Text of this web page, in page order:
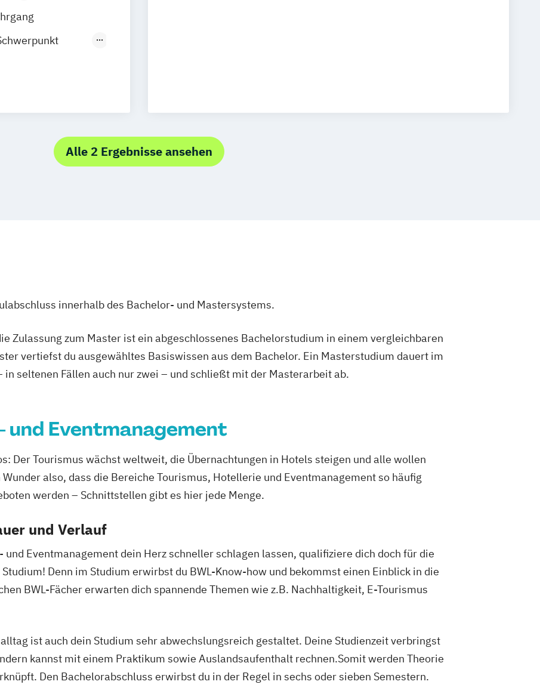
Alle 2 Ergebnisse ansehen
innerhalb des Bachelor- und Mastersystems.
Zulassung zum Master ist ein abgeschlossenes Bachelorstudium in einem vergleichbaren
vertiefst du ausgewähltes Basiswissen aus dem Bachelor. Ein Masterstudium dauert im
seltenen Fällen auch nur zwei – und schließt mit der Masterarbeit ab.
und Eventmanagement
Der Tourismus wächst weltweit, die Übernachtungen in Hotels steigen und alle wollen
also, dass die Bereiche Tourismus, Hotellerie und Eventmanagement so häufig
werden – Schnittstellen gibt es hier jede Menge.
und Verlauf
Eventmanagement dein Herz schneller schlagen lassen, qualifiziere dich doch für die
Denn im Studium erwirbst du BWL-Know-how und bekommst einen Einblick in die
BWL-Fächer erwarten dich spannende Themen wie z.B. Nachhaltigkeit, E-Tourismus
ist auch dein Studium sehr abwechslungsreich gestaltet. Deine Studienzeit verbringst
kannst mit einem Praktikum sowie Auslandsaufenthalt rechnen.Somit werden Theorie
Den Bachelorabschluss erwirbst du in der Regel in sechs oder sieben Semestern.